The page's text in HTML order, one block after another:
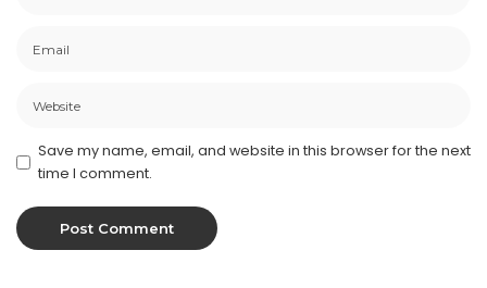
Save my name, email, and website in this browser for the next
time I comment.